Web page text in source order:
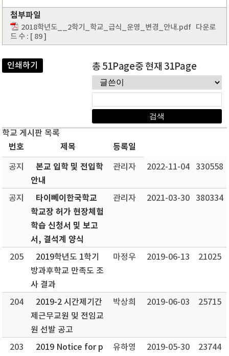
첨부파일
2018학년도__2학기_학교_급식_운영_변경_안내.pdf 다운로
드 수 : [ 89 ]
인쇄하기 총 51Page중 현재 31Page
학교 게시판 목록
번호 제목 등록일
공지
본교 입학 및 전입학
안내
관리자 2022-11-04 330558
공지
타이뻬이한국학교
학교장 허가 현장체험
학습 신청서 및 보고
서, 결석계 양식
관리자 2021-03-30 380334
205
2019학년도 1학기
방과후학교 만족도 조
사 결과
마정우 2019-06-13 21025
204
2019-2 시간제기간
제근무교원 및 전임교
원 선발 공고
박상희 2019-06-03 25715
203
2019 Notice for p
유하영 2019-05-30 23744